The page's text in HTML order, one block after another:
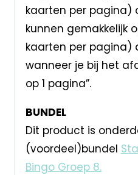
kaarten per pagina)
kunnen gemakkelijk
kaarten per pagina)
wanneer je bij het
op 1 pagina”.
BUNDEL
Dit product is
(voordeel)bundel
Bingo Groep 8.